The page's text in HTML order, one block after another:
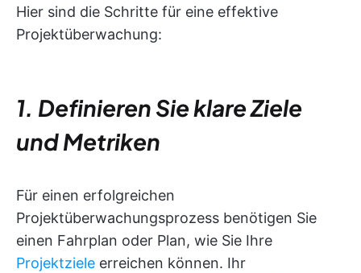
Hier sind die Schritte für eine effektive
Projektüberwachung:
1. Definieren Sie klare Ziele
und Metriken
Für einen erfolgreichen
Projektüberwachungsprozess benötigen Sie
einen Fahrplan oder Plan, wie Sie Ihre
Projektziele erreichen können. Ihr